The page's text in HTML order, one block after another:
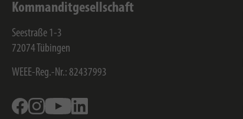
Kommanditgesellschaft
Seestraße 1-3
72074 Tübingen
WEEE-Reg.-Nr.: 82437993
FacebookInstagramYoutube